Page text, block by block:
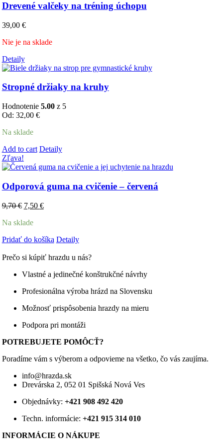
Drevené valčeky na tréning úchopu
39,00 €
Nie je na sklade
Detaily
Stropné držiaky na kruhy
Hodnotenie 5.00z 5
Od: 32,00 €
Na sklade
Add to cart Tento
má
variantov.
Možnosti
si
môžete
stránke
Detaily
Zľava!
Odporová guma na cvičenie – červená
9,70€ Pôvodná
bola:
7,50 €Aktuálna
Na sklade
Pridať do košíka Detaily
Prečo si kúpiť hrazdu u nás?
Vlastné a jedinečné konštrukčné návrhy
Profesionálna výroba hrázd na Slovensku
Možnosť prispôsobenia hrazdy na mieru
Podpora pri montáži
POTREBUJETE POMÔCŤ?
Poradíme vám s výberom a odpovieme na všetko, čo vás zaujíma.
info@hrazda.sk
Drevárska 2, 052 01 Spišská Nová Ves
Objednávky: +421 908 492 420
Techn. informácie: +421 915 314 010
INFORMÁCIE O NÁKUPE